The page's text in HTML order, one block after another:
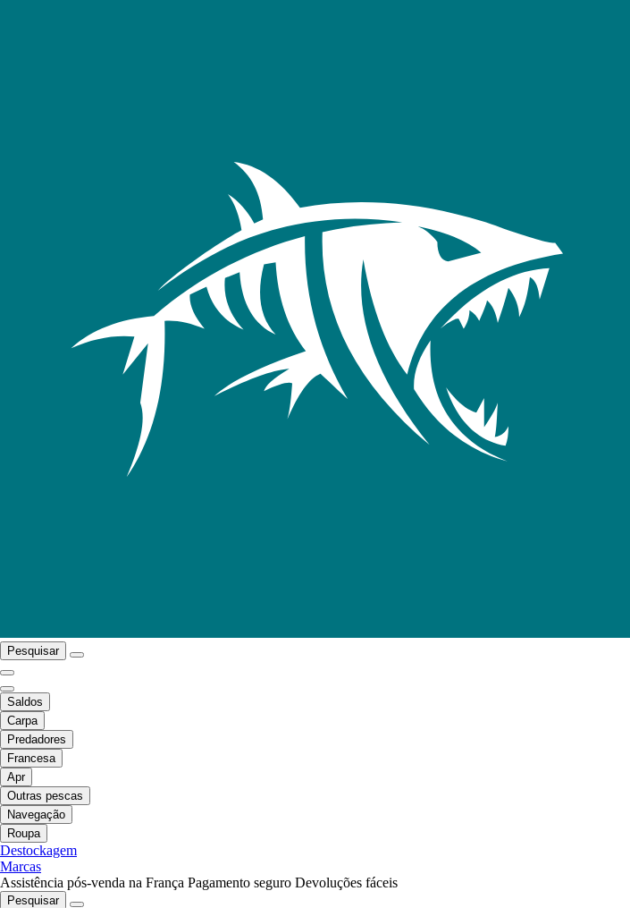
Pesquisar
Saldos
Carpa
Predadores
Francesa
Apr
Outras pescas
Navegação
Roupa
Destockagem
Marcas
Assistência pós-venda na França Pagamento seguro Devoluções fáceis
Pesquisar